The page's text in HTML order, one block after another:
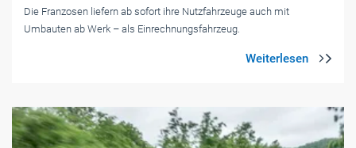
Die Franzosen liefern ab sofort ihre Nutzfahrzeuge auch mit
Umbauten ab Werk – als Einrechnungsfahrzeug.